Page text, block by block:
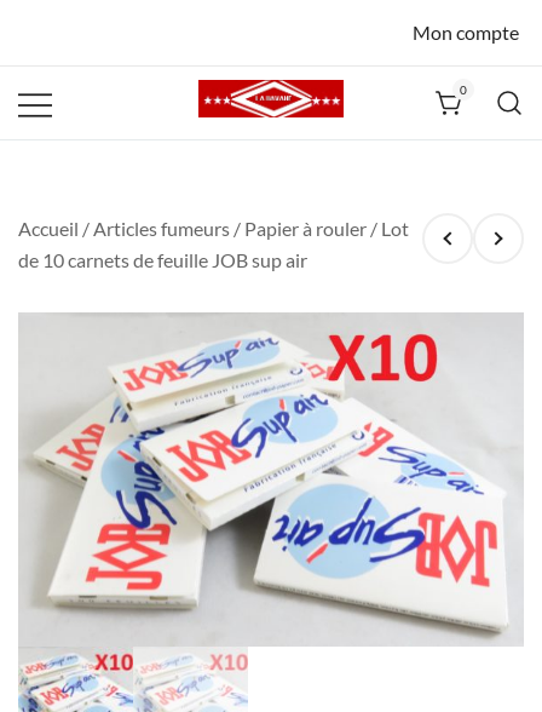
Mon compte
0
Accueil /Articles fumeurs / Papier à rouler / Lot
de 10 carnets de feuille JOB sup air